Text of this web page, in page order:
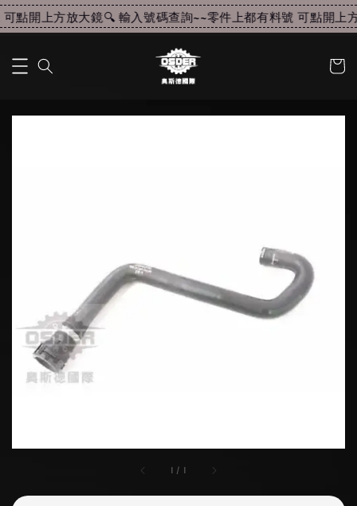
點開上方放大鏡🔍 輸入號碼查詢~~零件上都有料號 可點開上
1 / 1